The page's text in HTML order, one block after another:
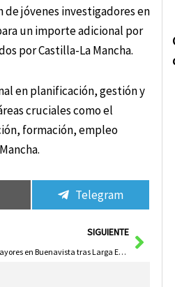
de jóvenes investigadores en
un importe adicional por
por Castilla-La Mancha.
en planificación, gestión y
cruciales como el
formación, empleo
Telegram
SIGUIENTE
Toledo Confirma Creación de Centro de Mayores en Buenavista tras Larga Espera del Barrio